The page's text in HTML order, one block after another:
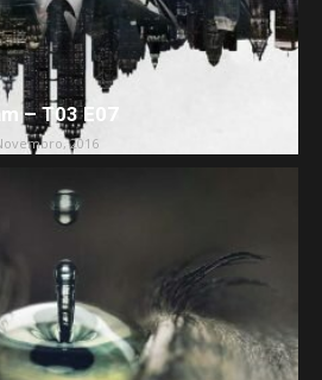
– T03 E07
2016